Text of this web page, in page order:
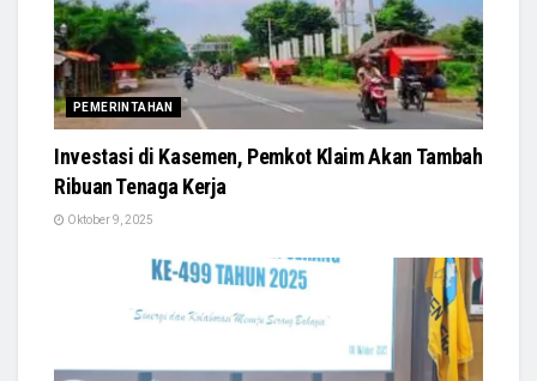
PEMERINTAHAN
Investasi di Kasemen, Pemkot Klaim Akan Tambah
Ribuan Tenaga Kerja
Oktober 9, 2025